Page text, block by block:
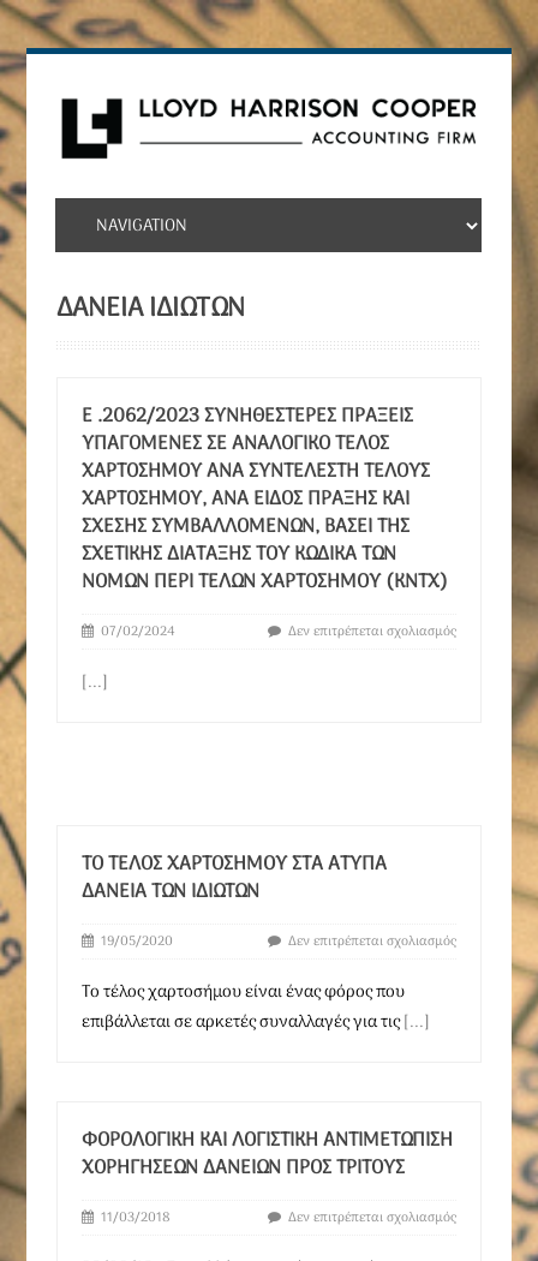
ΔΑΝΕΙΑ ΙΔΙΩΤΏΝ
Ε .2062/2023 ΣΥΝΗΘΈΣΤΕΡΕΣ ΠΡΆΞΕΙΣ
ΥΠΑΓΌΜΕΝΕΣ ΣΕ ΑΝΑΛΟΓΙΚΌ ΤΈΛΟΣ
ΧΑΡΤΟΣΉΜΟΥ ΑΝΆ ΣΥΝΤΕΛΕΣΤΉ ΤΈΛΟΥΣ
ΧΑΡΤΟΣΉΜΟΥ, ΑΝΆ ΕΊΔΟΣ ΠΡΆΞΗΣ ΚΑΙ
ΣΧΈΣΗΣ ΣΥΜΒΑΛΛΟΜΈΝΩΝ, ΒΆΣΕΙ ΤΗΣ
ΣΧΕΤΙΚΉΣ ΔΙΆΤΑΞΗΣ ΤΟΥ ΚΏΔΙΚΑ ΤΩΝ
ΝΌΜΩΝ ΠΕΡΊ ΤΕΛΏΝ ΧΑΡΤΟΣΉΜΟΥ (ΚΝΤΧ)
07/02/2024 Δεν επιτρέπεται σχολιασμός
[...]
ΤΟ ΤΈΛΟΣ ΧΑΡΤΟΣΉΜΟΥ ΣΤΑ ΆΤΥΠΑ
ΔΆΝΕΙΑ ΤΩΝ ΙΔΙΩΤΏΝ
19/05/2020 Δεν επιτρέπεται σχολιασμός
Το τέλος χαρτοσήμου είναι ένας φόρος που
επιβάλλεται σε αρκετές συναλλαγές για τις[...]
ΦΟΡΟΛΟΓΙΚΉ ΚΑΙ ΛΟΓΙΣΤΙΚΉ ΑΝΤΙΜΕΤΏΠΙΣΗ
ΧΟΡΗΓΉΣΕΩΝ ΔΑΝΕΊΩΝ ΠΡΟΣ ΤΡΊΤΟΥΣ
11/03/2018 Δεν επιτρέπεται σχολιασμός